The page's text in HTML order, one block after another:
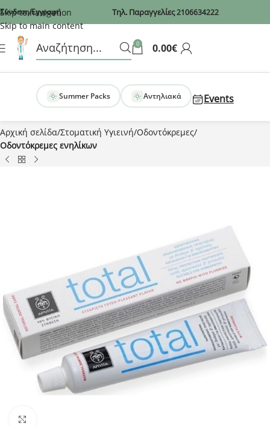
Recaptcha
Skip to navigation
Skip to main content
Σύνδεση/Εγγραφή Τηλ. Παραγγελίες2106634222
0 0.00€
Summer Packs Αντηλιακά Events
Αρχική σελίδα Στοματική Υγιεινή Οδοντόκρεμες
Οδοντόκρεμες ενηλίκων